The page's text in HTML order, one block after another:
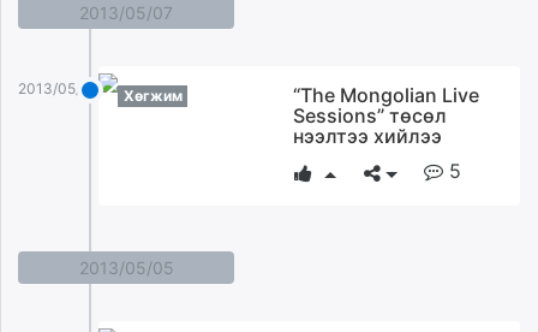
2013/05/07
2013/05/07 Хөгжим
“The Mongolian Live
Sessions” төсөл
нээлтээ хийлээ
5
2013/05/05